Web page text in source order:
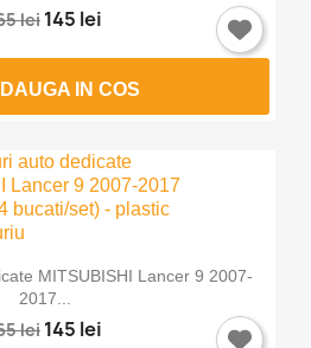
lei 145 lei
IN COS
MITSUBISHI Lancer 9 2007-
2017...
lei 145 lei